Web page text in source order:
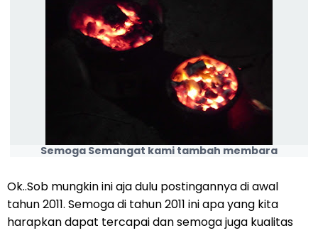
Semoga Semangat kami tambah membara
Ok..Sob mungkin ini aja dulu postingannya di awal
tahun 2011. Semoga di tahun 2011 ini apa yang kita
harapkan dapat tercapai dan semoga juga kualitas